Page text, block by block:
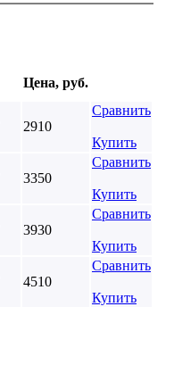
Цена, руб.
2910
Сравнить
Купить
3350
Сравнить
Купить
3930
Сравнить
Купить
4510
Сравнить
Купить